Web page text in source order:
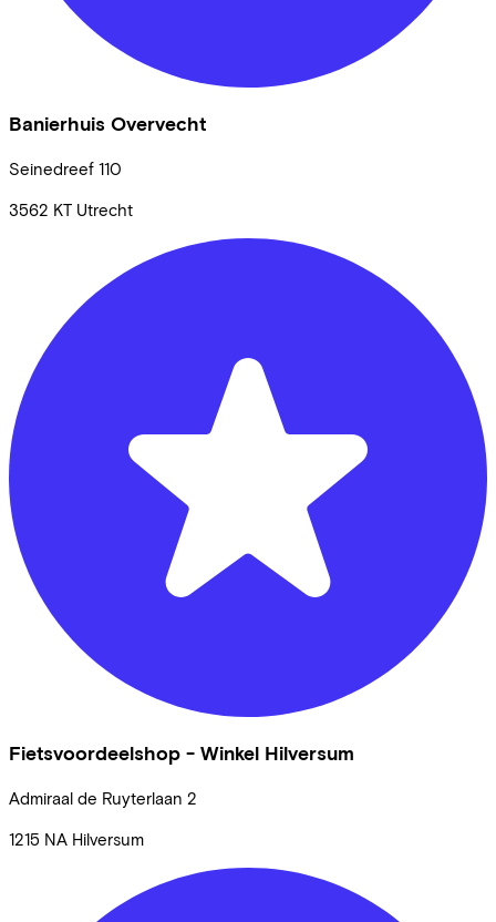
Banierhuis Overvecht
Seinedreef 110
3562 KT Utrecht
Fietsvoordeelshop - Winkel Hilversum
Admiraal de Ruyterlaan 2
1215 NA Hilversum